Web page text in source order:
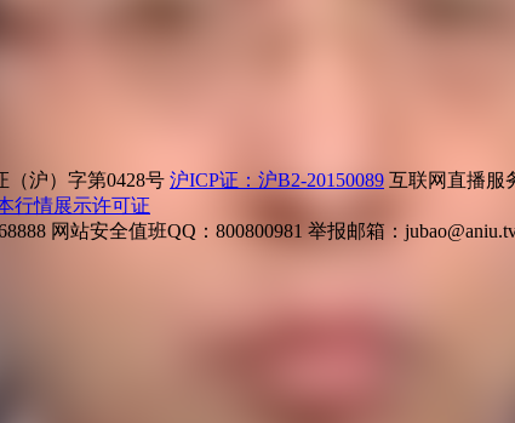
（沪）字第0428号 沪ICP证：沪B2-20150089 互联网直播服
行情展示许可证
网站安全值班QQ：800800981 举报邮箱：